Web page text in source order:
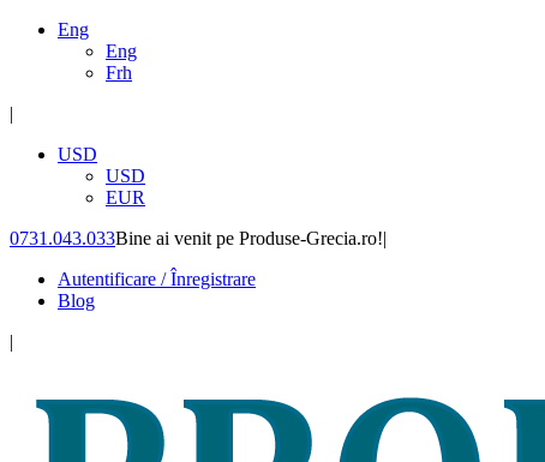
Eng
Eng
Frh
|
USD
USD
EUR
0731.043.033Bine ai venit pe Produse-Grecia.ro!|
Autentificare / Înregistrare
Blog
|